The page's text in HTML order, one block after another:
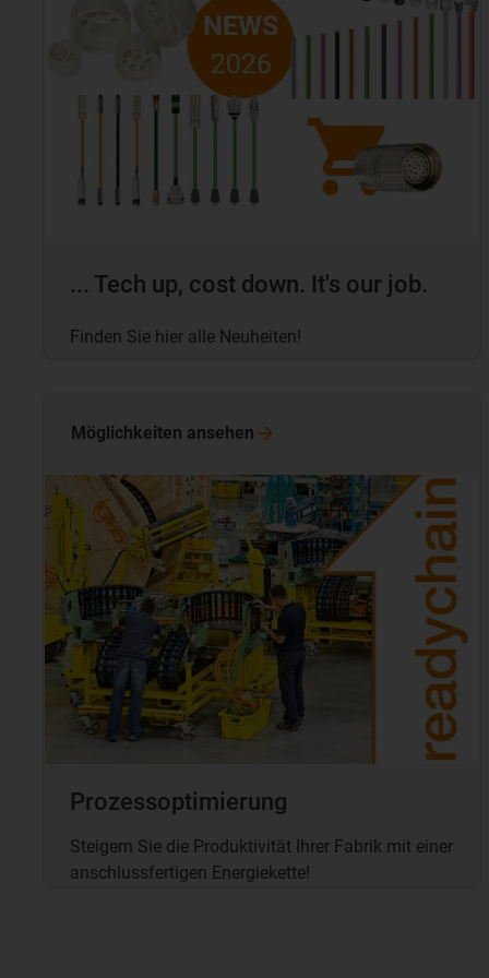
... Tech up, cost down. It's our job.
Finden Sie hier alle Neuheiten!
Prozessoptimierung
Steigern Sie die Produktivität Ihrer Fabrik mit einer
anschlussfertigen Energiekette!
Möglichkeiten ansehen